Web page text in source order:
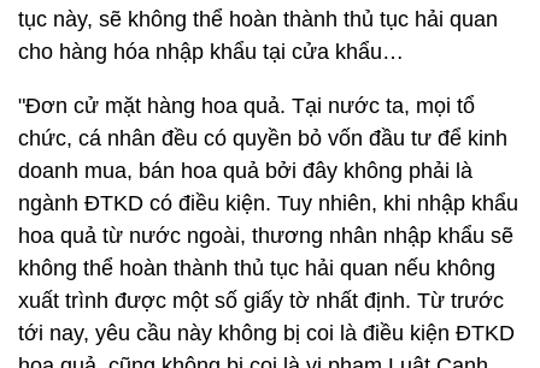
tục này, sẽ không thể hoàn thành thủ tục hải quan
cho hàng hóa nhập khẩu tại cửa khẩu…
"Đơn cử mặt hàng hoa quả. Tại nước ta, mọi tổ
chức, cá nhân đều có quyền bỏ vốn đầu tư để kinh
doanh mua, bán hoa quả bởi đây không phải là
ngành ĐTKD có điều kiện. Tuy nhiên, khi nhập khẩu
hoa quả từ nước ngoài, thương nhân nhập khẩu sẽ
không thể hoàn thành thủ tục hải quan nếu không
xuất trình được một số giấy tờ nhất định. Từ trước
tới nay, yêu cầu này không bị coi là điều kiện ĐTKD